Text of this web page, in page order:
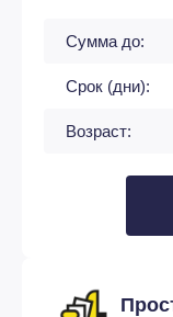
Сумма до:
Срок (дни):
Возраст: